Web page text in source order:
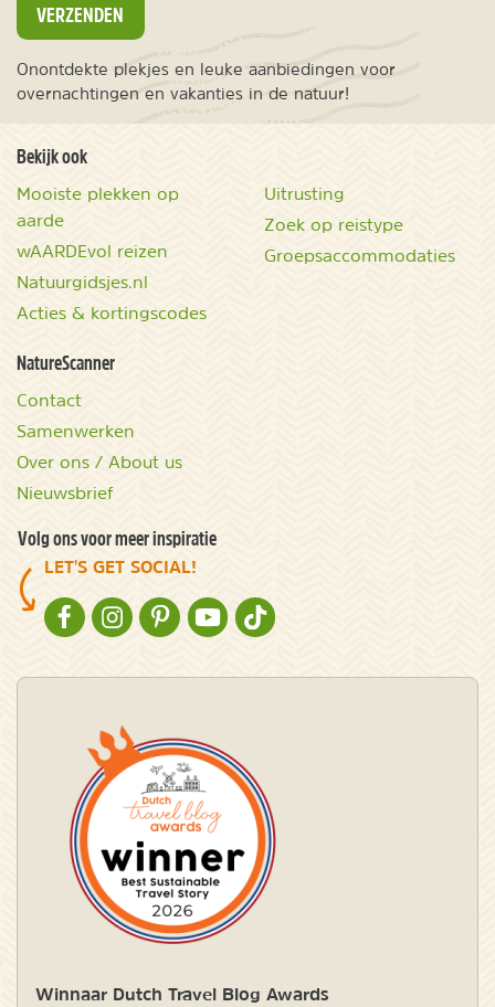
VERZENDEN
Onontdekte plekjes en leuke aanbiedingen voor
overnachtingen en vakanties in de natuur!
Bekijk ook
Mooiste plekken op
aarde
wAARDEvol reizen
Natuurgidsjes.nl
Acties & kortingscodes
Uitrusting
Zoek op reistype
Groepsaccommodaties
NatureScanner
Contact
Samenwerken
Over ons / About us
Nieuwsbrief
Volg ons voor meer inspiratie
LET'S GET SOCIAL!
NATURESCANNER OP FACEBOOK
NATURESCANNER OP INSTAGRAM
NATURESCANNER OP PINTEREST
NATURESCANNER OP YOUTUBE
NATURESCANNER OP TIKTOK
Winnaar Dutch Travel Blog Awards